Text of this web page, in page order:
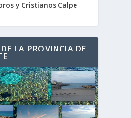
y Cristianos Calpe
LA PROVINCIA DE